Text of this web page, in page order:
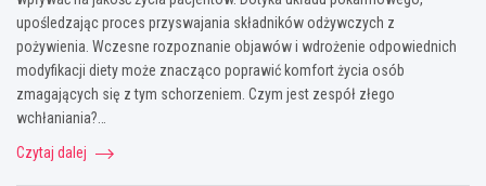
d
l
a
k
l
m
k
i
e
j
upośledzając proces przyswajania składników odżywczych z
pożywienia. Wczesne rozpoznanie objawów i wdrożenie odpowiednich
modyfikacji diety może znacząco poprawić komfort życia osób
zmagających się z tym schorzeniem. Czym jest zespół złego
wchłaniania?…
Czytaj dalej